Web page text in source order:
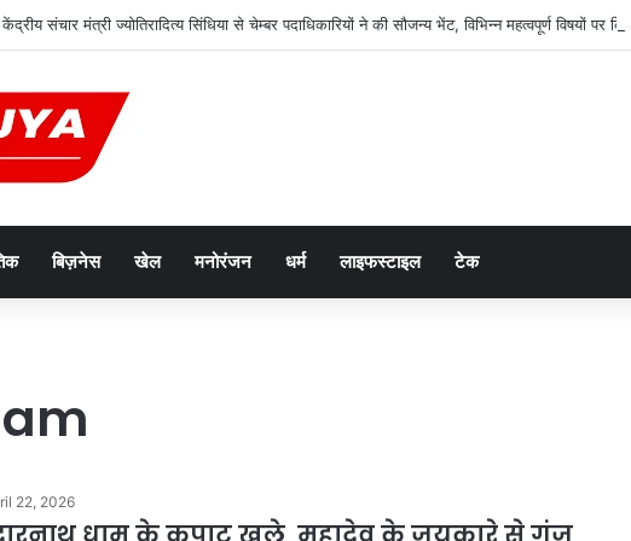
केंद्रीय संचार मंत्री ज्योतिरादित्य सिंधिया से चेम्बर पदाधिकारियों ने की सौजन्य भेंट, विभिन्न महत्वपूर्ण विषयों पर
बिज़नेस खेल मनोरंजन धर्म लाइफस्टाइल टेक
22, 2026